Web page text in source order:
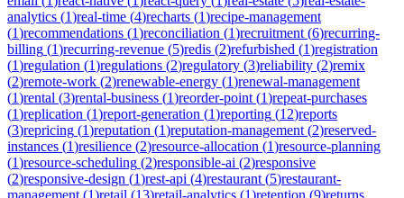
analytics (1)real-time (4)recharts (1)recipe-management
(1)recommendations (1)reconciliation (1)recruitment (6)recurring-
billing (1)recurring-revenue (5)redis (2)refurbished (1)registration
(1)regulation (1)regulations (2)regulatory (3)reliability (2)remix
(2)remote-work (2)renewable-energy (1)renewal-management
(1)rental (3)rental-business (1)reorder-point (1)repeat-purchases
(1)replication (1)report-generation (1)reporting (12)reports
(3)repricing (1)reputation (1)reputation-management (2)reserved-
instances (1)resilience (2)resource-allocation (1)resource-planning
(1)resource-scheduling (2)responsible-ai (2)responsive
(2)responsive-design (1)rest-api (4)restaurant (5)restaurant-
management (1)retail (13)retail-analytics (1)retention (9)returns